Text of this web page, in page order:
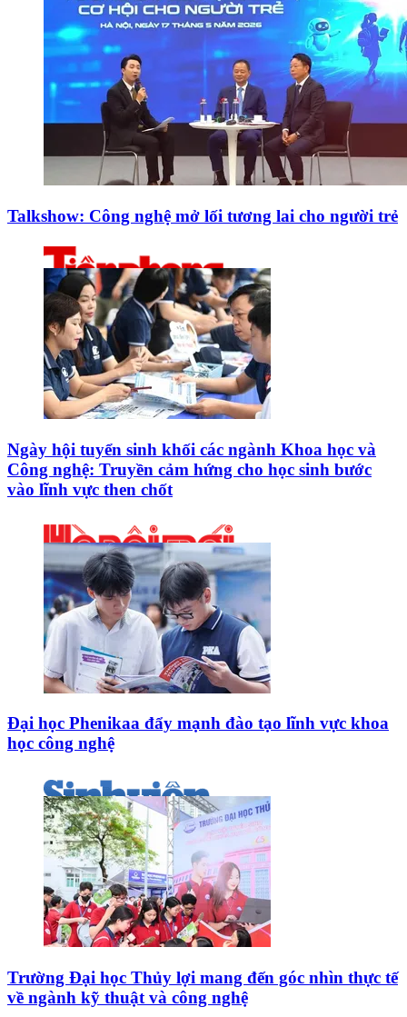
Talkshow: Công nghệ mở lối tương lai cho người trẻ
Ngày hội tuyển sinh khối các ngành Khoa học và
Công nghệ: Truyền cảm hứng cho học sinh bước
vào lĩnh vực then chốt
Đại học Phenikaa đẩy mạnh đào tạo lĩnh vực khoa
học công nghệ
Trường Đại học Thủy lợi mang đến góc nhìn thực tế
về ngành kỹ thuật và công nghệ